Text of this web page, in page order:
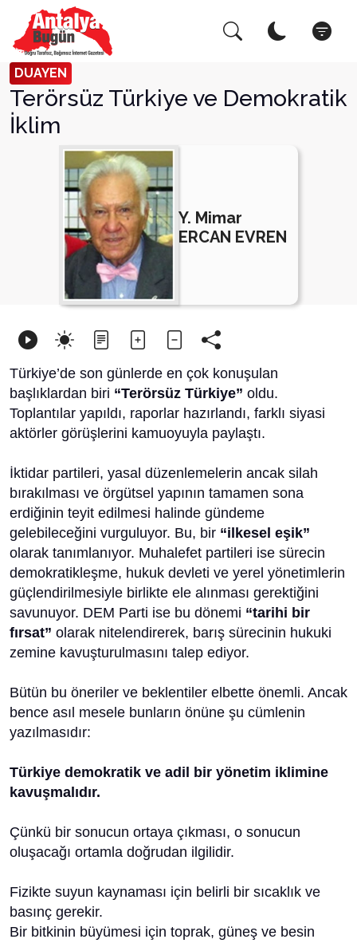
DUAYEN
Terörsüz Türkiye ve Demokratik
İklim
Y. Mimar
ERCAN EVREN
Türkiye’de son günlerde en çok konuşulan
başlıklardan biri “Terörsüz Türkiye” oldu.
Toplantılar yapıldı, raporlar hazırlandı, farklı siyasi
aktörler görüşlerini kamuoyuyla paylaştı.
İktidar partileri, yasal düzenlemelerin ancak silah
bırakılması ve örgütsel yapının tamamen sona
erdiğinin teyit edilmesi halinde gündeme
gelebileceğini vurguluyor. Bu, bir “ilkesel eşik”
olarak tanımlanıyor. Muhalefet partileri ise sürecin
demokratikleşme, hukuk devleti ve yerel yönetimlerin
güçlendirilmesiyle birlikte ele alınması gerektiğini
savunuyor. DEM Parti ise bu dönemi “tarihi bir
fırsat” olarak nitelendirerek, barış sürecinin hukuki
zemine kavuşturulmasını talep ediyor.
Bütün bu öneriler ve beklentiler elbette önemli. Ancak
bence asıl mesele bunların önüne şu cümlenin
yazılmasıdır:
Türkiye demokratik ve adil bir yönetim iklimine
kavuşmalıdır.
Çünkü bir sonucun ortaya çıkması, o sonucun
oluşacağı ortamla doğrudan ilgilidir.
Fizikte suyun kaynaması için belirli bir sıcaklık ve
basınç gerekir.
Bir bitkinin büyümesi için toprak, güneş ve besin
Arama Yap! Kapat